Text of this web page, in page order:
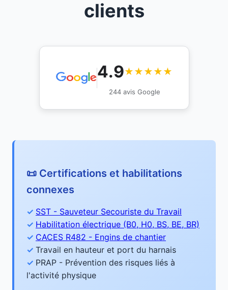
clients
4.9★★★★★
244 avis Google
📜 Certifications et habilitations
connexes
SST - Sauveteur Secouriste du Travail
Habilitation électrique (B0, H0, BS, BE, BR)
CACES R482 - Engins de chantier
Travail en hauteur et port du harnais
PRAP - Prévention des risques liés à
l'activité physique